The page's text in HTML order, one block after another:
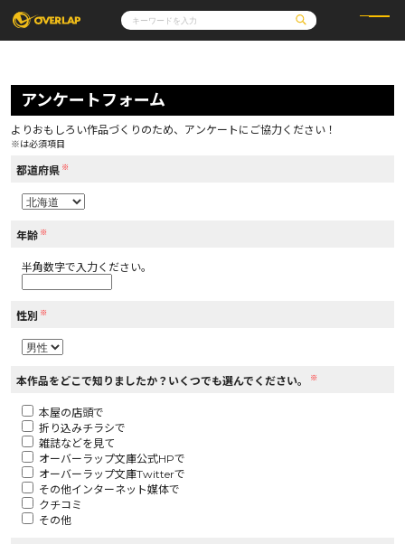
コミック
コミックガルド
コミッククリエ
LiQulle
ラブパルフェ
ライトノベル
ロサージュノベルス
その他
コミックエッセイ
通販・NEWS
OVERLAP STORE
アクセス
オーバーラップホールディングス
アンケートフォーム
よりおもしろい作品づくりのため、アンケートにご協力ください！
※は必須項目
都道府県 ※
年齢 ※
半角数字で入力ください。
性別 ※
本作品をどこで知りましたか？いくつでも選んでください。 ※
本屋の店頭で
折り込みチラシで
雑誌などを見て
オーバーラップ文庫公式HPで
オーバーラップ文庫Twitterで
その他インターネット媒体で
クチコミ
その他